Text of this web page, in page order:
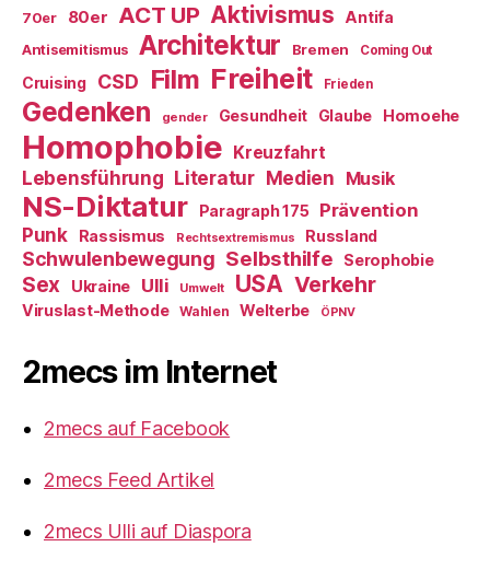
70er 80er ACT UP Aktivismus Antifa
Antisemitismus Architektur Bremen Coming Out
Cruising CSD Film Freiheit Frieden
Gedenken gender Gesundheit Glaube Homoehe
Homophobie Kreuzfahrt
Lebensführung Literatur Medien Musik
NS-Diktatur Paragraph 175
Prävention
Punk
Rassismus Rechtsextremismus Russland
Schwulenbewegung Selbsthilfe Serophobie
Sex Ukraine Ulli Umwelt USA Verkehr
Viruslast-Methode Wahlen Welterbe ÖPNV
2mecs im Internet
2mecs auf Facebook
2mecs Feed Artikel
2mecs Ulli auf Diaspora